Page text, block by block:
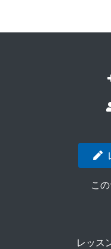
こ
レッス